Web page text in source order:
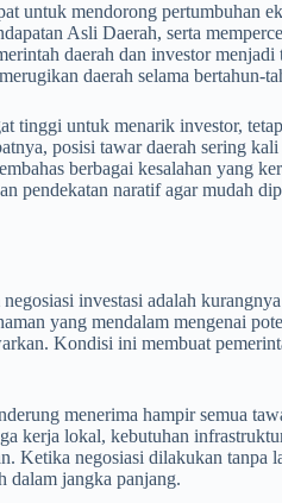
untuk mendorong pertumbuhan
Asli Daerah, serta
daerah dan investor
daerah selama bertahun-
tinggi untuk menarik investor,
posisi tawar daerah sering
berbagai kesalahan yang
pendekatan naratif agar mudah
investasi adalah
yang mendalam mengenai
Kondisi ini membuat
menerima hampir semua
kerja lokal, kebutuhan
Ketika negosiasi dilakukan tanpa
dalam jangka panjang.